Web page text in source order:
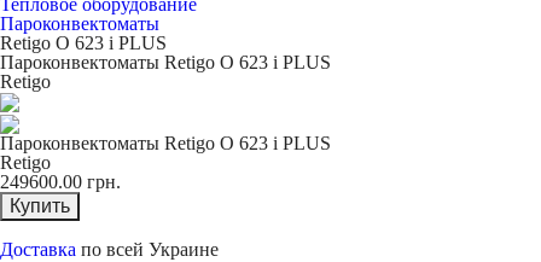
Тепловое оборудование
Пароконвектоматы
Retigo O 623 i PLUS
Пароконвектоматы Retigo O 623 i PLUS
Retigo
Пароконвектоматы Retigo O 623 i PLUS
Retigo
249600.00 грн.
Купить
Доставка по всей Украине